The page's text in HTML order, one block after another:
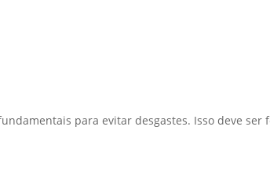
para evitar desgastes. Isso deve ser